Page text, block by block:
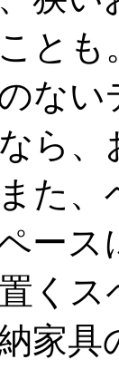
とも
な
ら
た
ー
くス
家